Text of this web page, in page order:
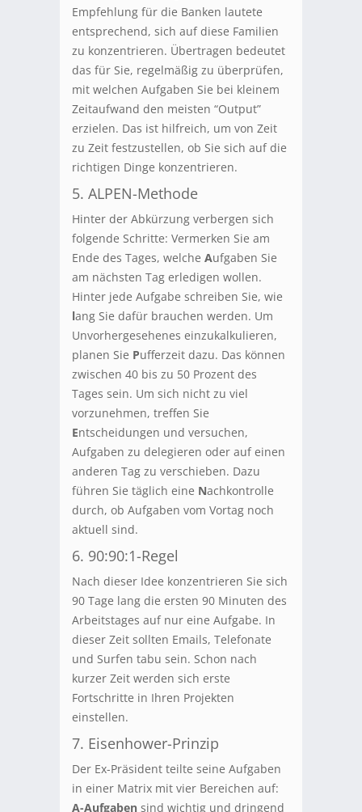
Empfehlung für die Banken lautete
entsprechend, sich auf diese Familien
zu konzentrieren. Übertragen bedeutet
das für Sie, regelmäßig zu überprüfen,
mit welchen Aufgaben Sie bei kleinem
Zeitaufwand den meisten “Output”
erzielen. Das ist hilfreich, um von Zeit
zu Zeit festzustellen, ob Sie sich auf die
richtigen Dinge konzentrieren.
5. ALPEN-Methode
Hinter der Abkürzung verbergen sich
folgende Schritte: Vermerken Sie am
Ende des Tages, welche Aufgaben Sie
am nächsten Tag erledigen wollen.
Hinter jede Aufgabe schreiben Sie, wie
lang Sie dafür brauchen werden. Um
Unvorhergesehenes einzukalkulieren,
planen Sie Pufferzeit dazu. Das können
zwischen 40 bis zu 50 Prozent des
Tages sein. Um sich nicht zu viel
vorzunehmen, treffen Sie
Entscheidungen und versuchen,
Aufgaben zu delegieren oder auf einen
anderen Tag zu verschieben. Dazu
führen Sie täglich eine Nachkontrolle
durch, ob Aufgaben vom Vortag noch
aktuell sind.
6. 90:90:1-Regel
Nach dieser Idee konzentrieren Sie sich
90 Tage lang die ersten 90 Minuten des
Arbeitstages auf nur eine Aufgabe. In
dieser Zeit sollten Emails, Telefonate
und Surfen tabu sein. Schon nach
kurzer Zeit werden sich erste
Fortschritte in Ihren Projekten
einstellen.
7. Eisenhower-Prinzip
Der Ex-Präsident teilte seine Aufgaben
in einer Matrix mit vier Bereichen auf:
A-Aufgaben sind wichtig und dringend